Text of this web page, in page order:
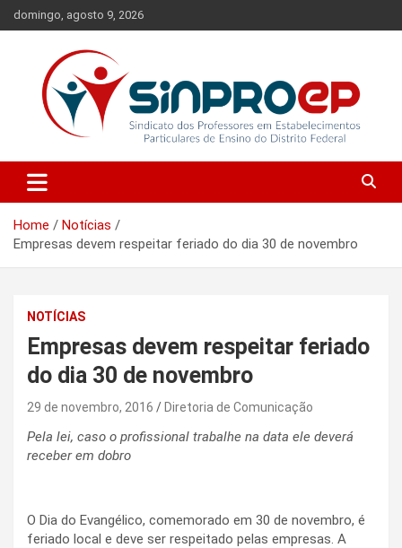
Skip
to
domingo, agosto 9, 2026
Sinproep-DF
Ensino do Distrito Federal
Home
Notícias
Empresas devem respeitar feriado do dia 30 de novembro
NOTÍCIAS
Empresas devem respeitar feriado
do dia 30 de novembro
29 de novembro, 2016 Diretoria de Comunicação
Pela lei, caso o profissional trabalhe na data ele deverá
receber em dobro
O Dia do Evangélico, comemorado em 30 de novembro, é
feriado local e deve ser respeitado pelas empresas. A